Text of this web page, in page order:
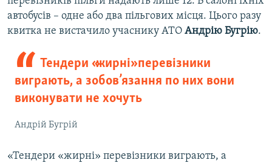
автобусів – одне або два пільгових місця. Цього разу
квитка не вистачило учаснику АТО Андрію Бугрію.
Тендери «жирні» перевізники
виграють, а зобов’язання по них вони
виконувати не хочуть
Андрій Бугрій
«Тендери «жирні» перевізники виграють, а